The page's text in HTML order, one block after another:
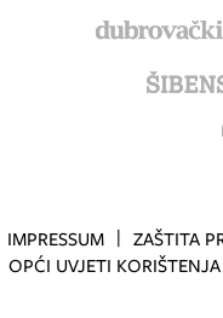
IMPRESSUM ZAŠTITA
OPĆI UVJETI KORIŠTENJA